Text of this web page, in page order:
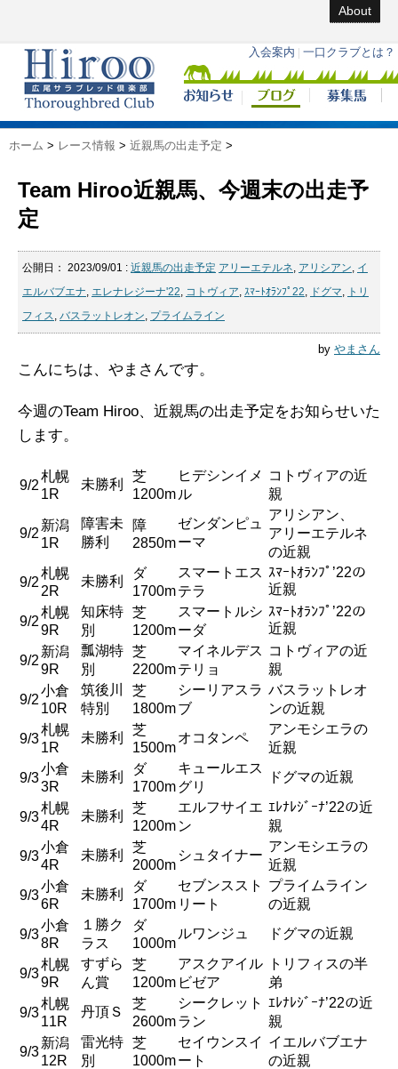
About
ホーム > レース情報 > 近親馬の出走予定 >
Team Hiroo近親馬、今週末の出走予
定
公開日： 2023/09/01 : 近親馬の出走予定 アリーエテルネ, アリシアン, イ
エルバブエナ, エレナレジーナ'22, コトヴィア, ｽﾏｰﾄｵﾗﾝﾌﾟ22, ドグマ, トリ
フィス, バスラットレオン, プライムライン
by やまさん
こんにちは、やまさんです。
今週のTeam Hiroo、近親馬の出走予定をお知らせいた
します。
9/2
札幌
1R
未勝利
芝
1200m
ヒデシンイメ
ル
コトヴィアの近
親
9/2
新潟
1R
障害未
勝利
障
2850m
ゼンダンピュ
ーマ
アリシアン、
アリーエテルネ
の近親
9/2
札幌
2R
未勝利
ダ
1700m
スマートエス
テラ
ｽﾏｰﾄｵﾗﾝﾌﾟ’22の
近親
9/2
札幌
9R
知床特
別
芝
1200m
スマートルシ
ーダ
ｽﾏｰﾄｵﾗﾝﾌﾟ’22の
近親
9/2
新潟
9R
瓢湖特
別
芝
2200m
マイネルデス
テリョ
コトヴィアの近
親
9/2
小倉
10R
筑後川
特別
芝
1800m
シーリアスラ
ブ
バスラットレオ
ンの近親
9/3
札幌
1R
未勝利
芝
1500m
オコタンペ
アンモシエラの
近親
9/3
小倉
3R
未勝利
ダ
1700m
キュールエス
グリ
ドグマの近親
9/3
札幌
4R
未勝利
芝
1200m
エルフサイエ
ン
ｴﾚﾅﾚｼﾞｰﾅ’22の近
親
9/3
小倉
4R
未勝利
芝
2000m
シュタイナー
アンモシエラの
近親
9/3
小倉
6R
未勝利
ダ
1700m
セブンススト
リート
プライムライン
の近親
9/3
小倉
8R
１勝ク
ラス
ダ
1000m
ルワンジュ ドグマの近親
9/3
札幌
9R
すずら
ん賞
芝
1200m
アスクアイル
ビゼア
トリフィスの半
弟
9/3
札幌
11R
丹頂Ｓ
芝
2600m
シークレット
ラン
ｴﾚﾅﾚｼﾞｰﾅ’22の近
親
9/3
新潟
12R
雷光特
別
芝
1000m
セイウンスイ
ート
イエルバブエナ
の近親